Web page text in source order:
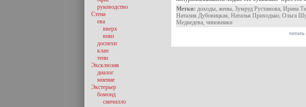
Метки: доходы, жены, Зумруд Рустамова, Ирина
Наталия Дубовицкая, Наталья Приходько, Ольга
Медведева, чиновники
руководство
Стена
ева
вверх
вниз
доспехи
клан
тени
Эксклюзив
диалог
мнение
Экстерьер
бомонд
синчилло